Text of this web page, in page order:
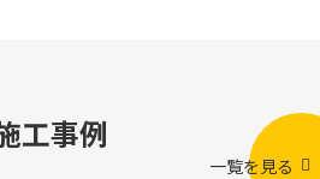
工事例
一覧を見る